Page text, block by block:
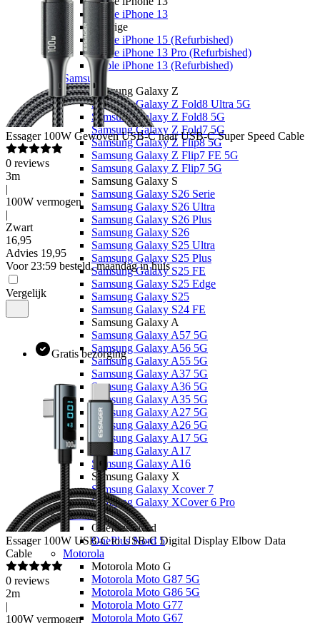
Apple iPhone 13
Overige
Apple iPhone 15 (Refurbished)
Apple iPhone 13 Pro (Refurbished)
Apple iPhone 13 (Refurbished)
Samsung
Samsung Galaxy Z
Samsung Galaxy Z Fold8 Ultra 5G
Samsung Galaxy Z Fold8 5G
Samsung Galaxy Z Fold7 5G
Samsung Galaxy Z Flip8 5G
Samsung Galaxy Z Flip7 FE 5G
Samsung Galaxy Z Flip7 5G
Samsung Galaxy S
Samsung Galaxy S26 Serie
Samsung Galaxy S26 Ultra
Samsung Galaxy S26 Plus
Samsung Galaxy S26
Samsung Galaxy S25 Ultra
Samsung Galaxy S25 Plus
Samsung Galaxy S25 FE
Samsung Galaxy S25 Edge
Samsung Galaxy S25
Samsung Galaxy S24 FE
Samsung Galaxy A
Samsung Galaxy A57 5G
Samsung Galaxy A56 5G
Samsung Galaxy A55 5G
Samsung Galaxy A37 5G
Samsung Galaxy A36 5G
Samsung Galaxy A35 5G
Samsung Galaxy A27 5G
Samsung Galaxy A26 5G
Samsung Galaxy A17 5G
Samsung Galaxy A17
Samsung Galaxy A16
Samsung Galaxy X
Samsung Galaxy Xcover 7
Samsung Galaxy XCover 6 Pro
OnePlus
OnePlus Nord
OnePlus Nord 5
Motorola
Motorola Moto G
Motorola Moto G87 5G
Motorola Moto G86 5G
Motorola Moto G77
Motorola Moto G67
Essager 100W Gewoven USB-C naar USB-C Super Speed Cable
0 reviews
3m
|
100W vermogen
|
Zwart
16,95
Advies 19,95
Voor 23:59 besteld, maandag in huis
Vergelijk
Gratis bezorging
Essager 100W USB-C to USB-C Digital Display Elbow Data
Cable
0 reviews
2m
|
100W vermogen